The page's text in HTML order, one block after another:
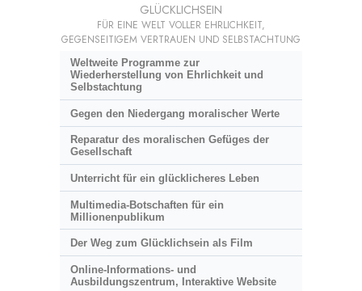
GLÜCKLICHSEIN
FÜR EINE WELT VOLLER EHRLICHKEIT,
GEGENSEITIGEM VERTRAUEN UND SELBSTACHTUNG
Weltweite Programme zur
Wiederherstellung von Ehrlichkeit und
Selbstachtung
Gegen den Niedergang moralischer Werte
Reparatur des moralischen Gefüges der
Gesellschaft
Unterricht für ein glücklicheres Leben
Multimedia-Botschaften für ein
Millionenpublikum
Der Weg zum Glücklichsein als Film
Online-Informations- und
Ausbildungszentrum, Interaktive Website